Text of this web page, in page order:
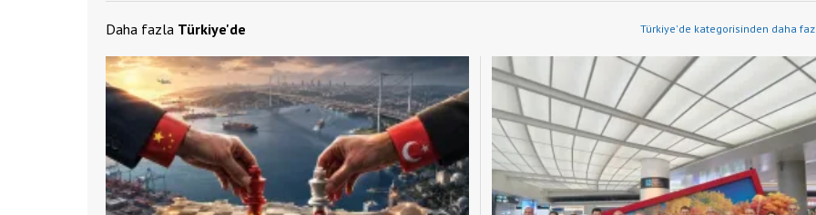
Daha fazla Türkiye'de Türkiye'de kategorisinden daha